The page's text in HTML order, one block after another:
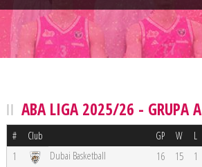
ABA LIGA 2025/26 - GRUPA A
# Club GP W L
1 Dubai Basketball 16 15 1